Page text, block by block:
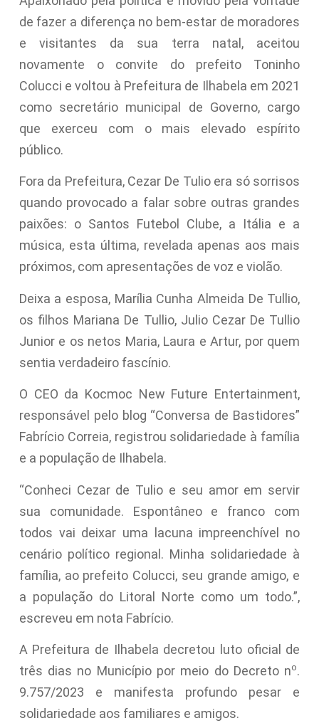
de fazer a diferença no bem-estar de moradores
e visitantes da sua terra natal, aceitou
novamente o convite do prefeito Toninho
Colucci e voltou à Prefeitura de Ilhabela em 2021
como secretário municipal de Governo, cargo
que exerceu com o mais elevado espírito
público.
Fora da Prefeitura, Cezar De Tulio era só sorrisos
quando provocado a falar sobre outras grandes
paixões: o Santos Futebol Clube, a Itália e a
música, esta última, revelada apenas aos mais
próximos, com apresentações de voz e violão.
Deixa a esposa, Marília Cunha Almeida De Tullio,
os filhos Mariana De Tullio, Julio Cezar De Tullio
Junior e os netos Maria, Laura e Artur, por quem
sentia verdadeiro fascínio.
O CEO da Kocmoc New Future Entertainment,
responsável pelo blog “Conversa de Bastidores”
Fabrício Correia, registrou solidariedade à família
e a população de Ilhabela.
“Conheci Cezar de Tulio e seu amor em servir
sua comunidade. Espontâneo e franco com
todos vai deixar uma lacuna impreenchível no
cenário político regional. Minha solidariedade à
família, ao prefeito Colucci, seu grande amigo, e
a população do Litoral Norte como um todo.”,
escreveu em nota Fabrício.
A Prefeitura de Ilhabela decretou luto oficial de
três dias no Município por meio do Decreto no.
9.757/2023 e manifesta profundo pesar e
solidariedade aos familiares e amigos.